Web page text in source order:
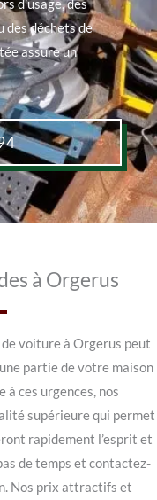
d’usage, des
des déchets de
assure un
à Orgerus
de voiture à Orgerus peut
partie de votre maison
à ces urgences, nos
supérieure qui permet
rapidement l’esprit et
de temps et contactez-
Nos prix attractifs et